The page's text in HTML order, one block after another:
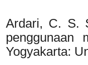
Ardari, C. S.
penggunaan
Yogyakarta: